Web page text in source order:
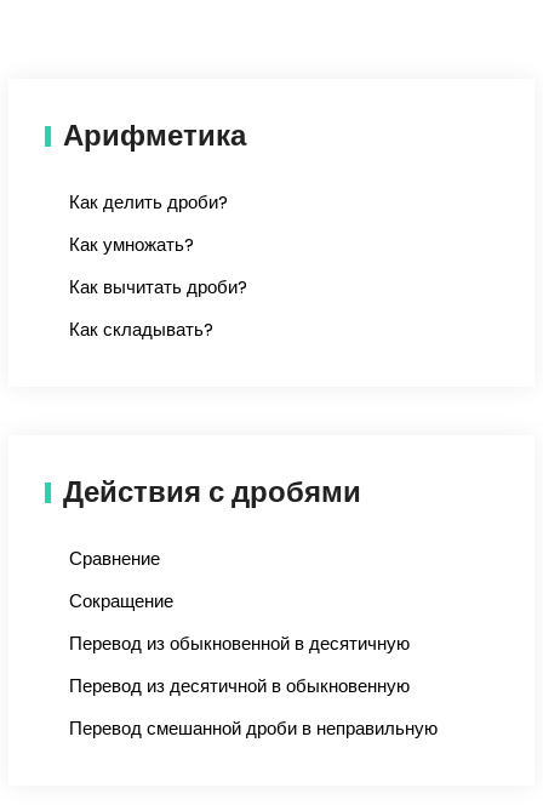
Арифметика
Как делить дроби?
Как умножать?
Как вычитать дроби?
Как складывать?
Действия с дробями
Сравнение
Сокращение
Перевод из обыкновенной в десятичную
Перевод из десятичной в обыкновенную
Перевод смешанной дроби в неправильную